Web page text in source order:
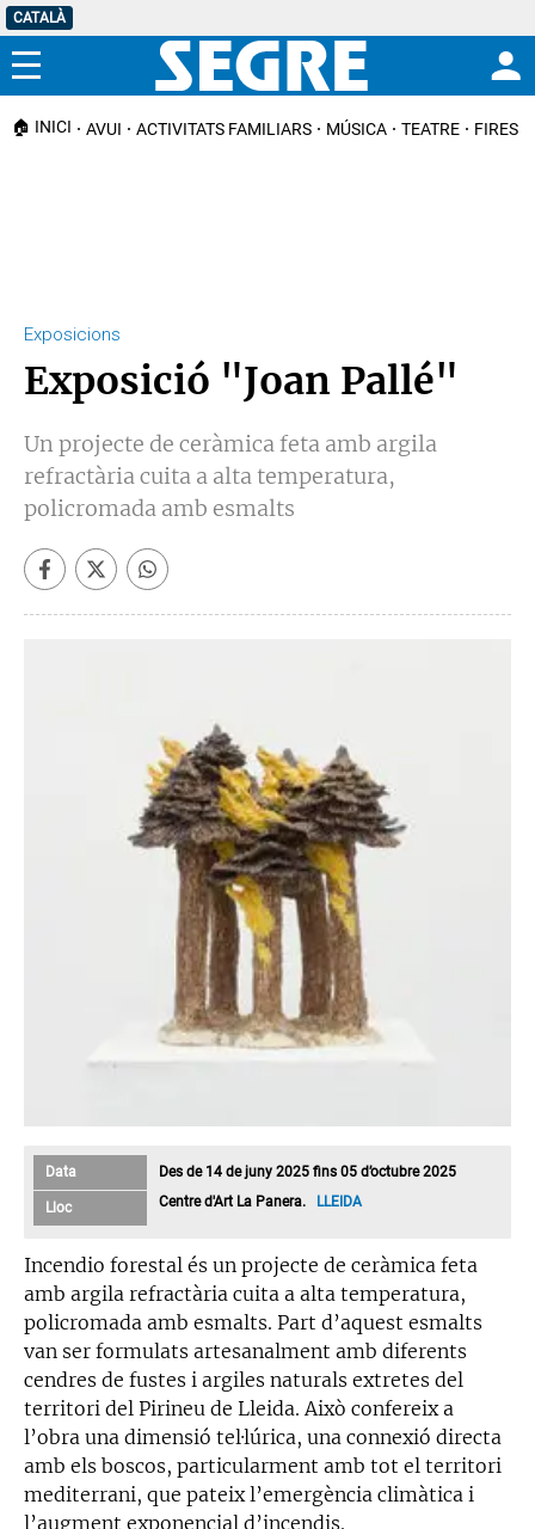
CATALÀ
Menú
🏠 INICI AVUI ACTIVITATS FAMILIARS MÚSICA TEATRE FIRES I
Exposicions
Exposició "Joan Pallé"
Un projecte de ceràmica feta amb argila
refractària cuita a alta temperatura,
policromada amb esmalts
Data Des de 14 de juny 2025 fins 05 d’octubre 2025
Lloc Centre d'Art La Panera. LLEIDA
Incendio forestal és un projecte de ceràmica feta
amb argila refractària cuita a alta temperatura,
policromada amb esmalts. Part d’aquest esmalts
van ser formulats artesanalment amb diferents
cendres de fustes i argiles naturals extretes del
territori del Pirineu de Lleida. Això confereix a
l’obra una dimensió tel·lúrica, una connexió directa
amb els boscos, particularment amb tot el territori
mediterrani, que pateix l’emergència climàtica i
l’augment exponencial d’incendis.